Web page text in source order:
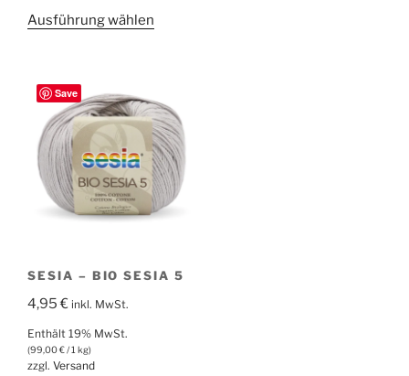
Ausführung wählen
Varianten
auf.
Die
Optionen
können
auf
gewählt
Save
SESIA – BIO SESIA 5
4,95€ inkl. MwSt.
Enthält 19% MwSt.
(99,00€/ 1 kg)
zzgl. Versand